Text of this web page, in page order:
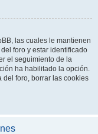
las cuales le mantienen
foro y estar identificado
el seguimiento de la
ha habilitado la opción.
del foro, borrar las cookies